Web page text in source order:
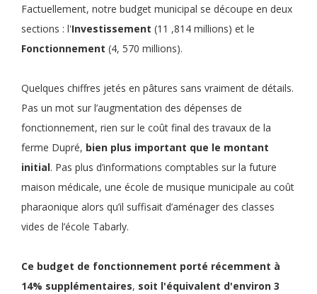
Factuellement, notre budget municipal se découpe en deux
sections : l'Investissement (11 ,814 millions) et le
Fonctionnement (4, 570 millions).
Quelques chiffres jetés en pâtures sans vraiment de détails.
Pas un mot sur l’augmentation des dépenses de
fonctionnement, rien sur le coût final des travaux de la
ferme Dupré, bien plus important que le montant
initial. Pas plus d’informations comptables sur la future
maison médicale, une école de musique municipale au coût
pharaonique alors qu’il suffisait d’aménager des classes
vides de l’école Tabarly.
Ce budget de fonctionnement porté récemment à
14% supplémentaires, soit l'équivalent d'environ 3